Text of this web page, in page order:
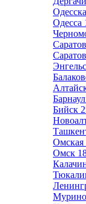
Одесса
Саратов
Энгельс
Барнаул
Бийск
Омская
Омск
Мурино